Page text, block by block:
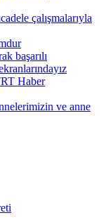
çalışmalarıyla
başarılı
Haber
ve anne